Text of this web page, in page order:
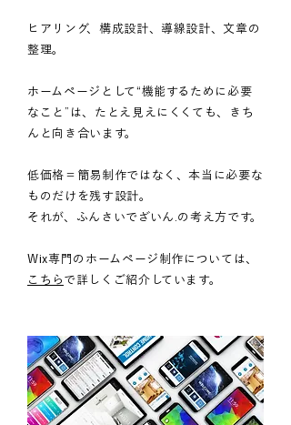
ヒアリング、構成設計、導線設計、文章の
整理。
ホームページとして“機能するために必要
なこと”は、たとえ見えにくくても、きち
んと向き合います。
低価格＝簡易制作ではなく、本当に必要な
ものだけを残す設計。
それが、ふんさいでざいん.の考え方です。
Wix専門のホームページ制作については、
こちら で詳しくご紹介しています。